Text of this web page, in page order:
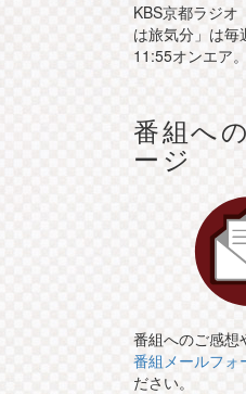
KBS京都ラジオ
は旅気分」は毎
11:55オンエア。
番組へ
ージ
番組へのご感想
番組メールフォ
ださい。